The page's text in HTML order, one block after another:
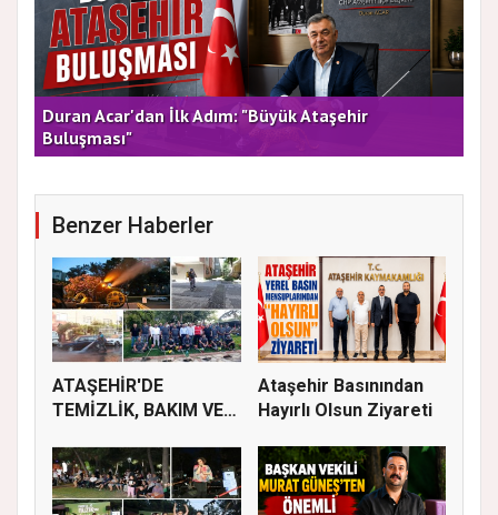
Duran Acar'dan İlk Adım: "Büyük Ataşehir
Buluşması"
Benzer Haberler
ATAŞEHİR'DE
TEMİZLİK, BAKIM VE
Ataşehir Basınından
Hayırlı Olsun Ziyareti